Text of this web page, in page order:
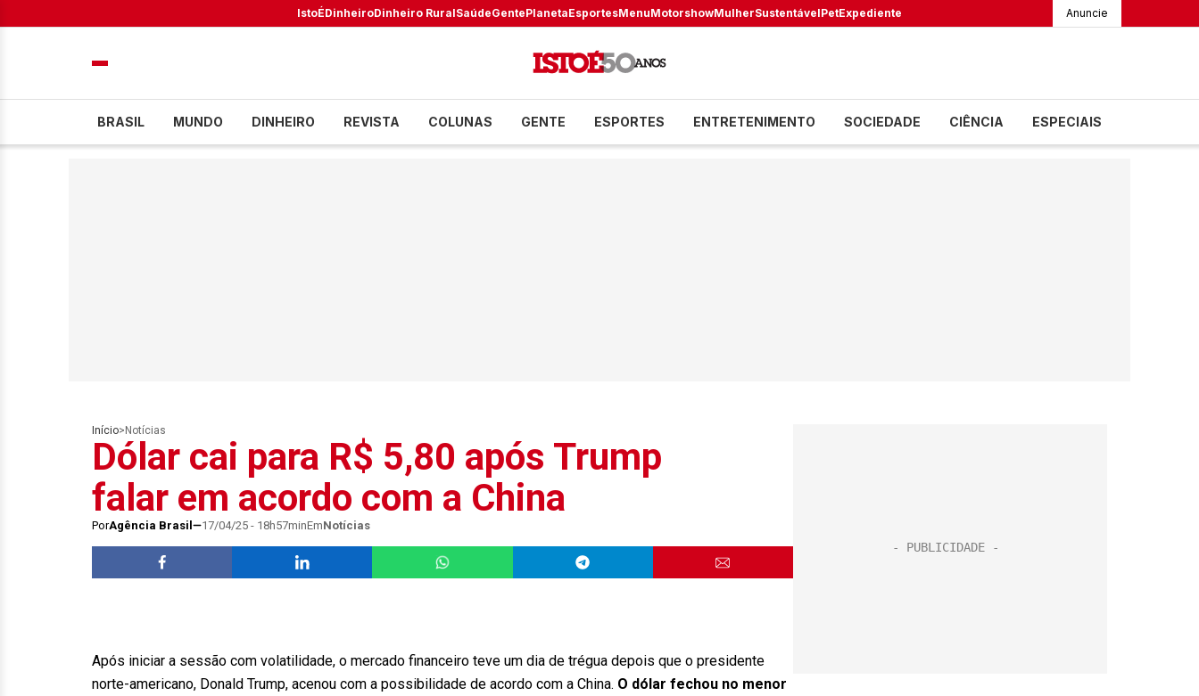
IstoÉDinheiroDinheiro RuralSaúdeGentePlanetaEsportesMenuMotorshowMulherSustentávelPetExpediente Anuncie
BRASIL MUNDO DINHEIRO REVISTA COLUNAS GENTE ESPORTES ENTRETENIMENTO SOCIEDADE CIÊNCIA ESPECIAIS
Início> Notícias
Dólar cai para R$ 5,80 após Trump
falar em acordo com a China
PorAgência Brasil 17/04/25 - 18h57minEmNotícias
Após iniciar a sessão com volatilidade, o mercado financeiro teve um dia de trégua depois que o presidente
norte-americano, Donald Trump, acenou com a possibilidade de acordo com a China. O dólar fechou no menor